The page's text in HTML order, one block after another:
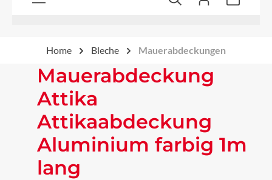
Home Bleche Mauerabdeckungen
Mauerabdeckung
Attika
Attikaabdeckung
Aluminium farbig 1m
lang